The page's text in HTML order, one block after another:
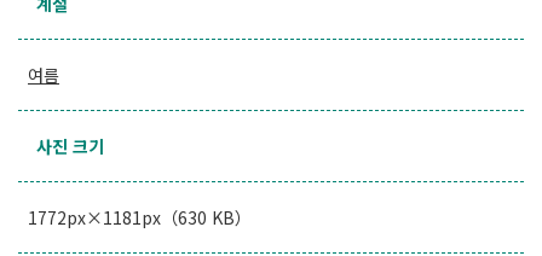
여름
사진 크기
1772px×1181px（630 KB）